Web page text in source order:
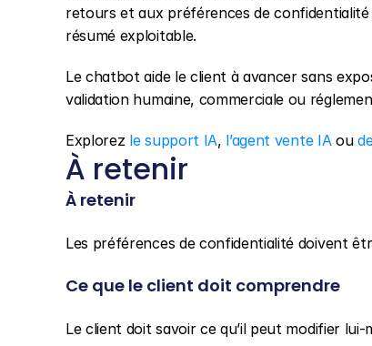
retours et aux préférences de
résumé exploitable.
Le chatbot aide le client à avancer sans
validation humaine, commerciale ou
Explorez le support IA, l’agent vente IA ou
À retenir
À retenir
Les préférences de confidentialité doivent
Ce que le client doit comprendre
Le client doit savoir ce qu’il peut modifier